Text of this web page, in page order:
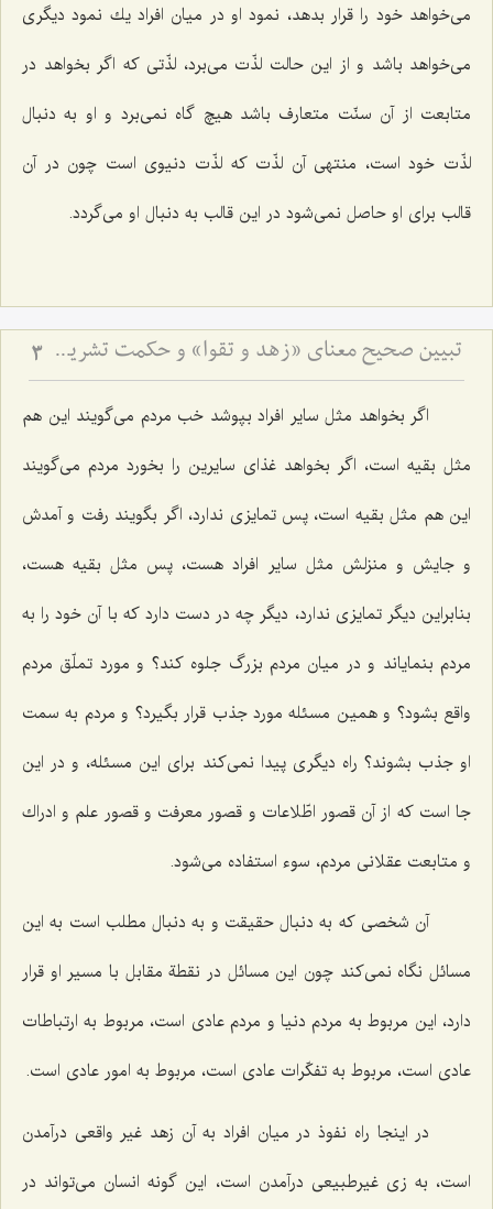
می‌خواهد خود را قرار بدهد، نمود او در میان افراد یك نمود دیگری
می‌خواهد باشد و از این حالت لذّت می‌برد، لذّتی كه اگر بخواهد در
متابعت از آن سنّت متعارف باشد هیچ گاه نمی‌برد و او به دنبال
لذّت خود است، منتهی آن لذّت كه لذّت دنیوی است چون در آن
قالب برای او حاصل نمی‌شود در این قالب به دنبال او می‌گردد.
تبیین صحیح معنای «زهد و تقوا» و حکمت تشریع مساله ازدواج 3
اگر بخواهد مثل سایر افراد بپوشد خب مردم می‌گویند این هم
مثل بقیه است، اگر بخواهد غذای سایرین را بخورد مردم می‌گویند
این هم مثل بقیه است، پس تمایزی ندارد، اگر بگویند رفت و آمدش
و جایش و منزلش مثل سایر افراد هست، پس مثل بقیه هست،
بنابراین دیگر تمایزی ندارد، دیگر چه در دست دارد كه با آن خود را به
مردم بنمایاند و در میان مردم بزرگ جلوه كند؟ و مورد تملّق مردم
واقع بشود؟ و همین مسئله مورد جذب قرار بگیرد؟ و مردم به سمت
او جذب بشوند؟ راه دیگری پیدا نمی‌كند برای این مسئله، و در این
جا است كه از آن قصور اطّلاعات و قصور معرفت و قصور علم و ادراك
و متابعت عقلانی مردم، سوء استفاده می‌شود.
آن شخصی كه به دنبال حقیقت و به دنبال مطلب است به این
مسائل نگاه نمی‌كند چون این مسائل در نقطة مقابل با مسیر او قرار
دارد، این مربوط به مردم دنیا و مردم عادی است، مربوط به ارتباطات
عادی است، مربوط به تفكّرات عادی است، مربوط به امور عادی است.
در اینجا راه نفوذ در میان افراد به آن زهد غیر واقعی درآمدن
است، به زی غیرطبیعی درآمدن است، این گونه انسان می‌تواند در